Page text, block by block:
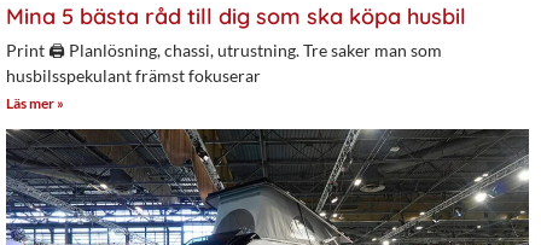
Mina 5 bästa råd till dig som ska köpa husbil
Print 🖨 Planlösning, chassi, utrustning. Tre saker man som
husbilsspekulant främst fokuserar
Läs mer »